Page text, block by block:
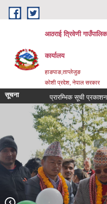
Skip to main content
आठराई त्रिवेणी
कार्यालय
हाङपाङ,ताप्लेजुङ
कोशी प्रदेश, नेपाल सरकार
सूचना प्रारम्भिक सूची प्रकाशन